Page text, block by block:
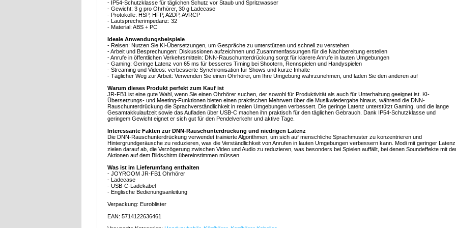
- IP54-Schutzklasse für täglichen Schutz vor Staub und Spritzwasser
- Gewicht: 3 g pro Ohrhörer, 30 g Ladecase
- Protokolle: HSP, HFP, A2DP, AVRCP
- Lautsprecherimpedanz: 32
- Material: ABS + PC
Ideale Anwendungsbeispiele
- Reisen: Nutzen Sie KI-Übersetzungen, um Gespräche zu unterstützen und schnell zu verstehen
- Arbeit und Besprechungen: Diskussionen aufzeichnen und Zusammenfassungen für die Nachbereitung erstellen
- Anrufe in öffentlichen Verkehrsmitteln: DNN-Rauschunterdrückung sorgt für klarere Anrufe in lauten Umgebungen
- Gaming: Geringe Latenz von 65 ms für besseres Timing bei Shootern, Rennspielen und Handyspielen
- Streaming und Videos: verbesserte Synchronisation für Shows und kurze Inhalte
- Täglicher Weg zur Arbeit: Verwenden Sie einen Ohrhörer, um Ihre Umgebung wahrzunehmen, und laden Sie den anderen auf
Warum dieses Produkt perfekt zum Kauf ist
JR-FB1 ist eine gute Wahl, wenn Sie einen Ohrhörer suchen, der sowohl für Produktivität als auch für Unterhaltung geeignet ist. KI-
Übersetzungs- und Meeting-Funktionen bieten einen praktischen Mehrwert über die Musikwiedergabe hinaus, während die DNN-
Rauschunterdrückung die Sprachverständlichkeit in realen Umgebungen verbessert. Die geringe Latenz unterstützt Gaming, und die lange
Gesamtakkulaufzeit sowie das Aufladen über USB-C machen ihn praktisch für den täglichen Gebrauch. Dank IP54-Schutzklasse und
geringem Gewicht eignet er sich gut für den Pendelverkehr und aktive Tage.
Interessante Fakten zur DNN-Rauschunterdrückung und niedrigen Latenz
Die DNN-Rauschunterdrückung verwendet trainierte Algorithmen, um sich auf menschliche Sprachmuster zu konzentrieren und
Hintergrundgeräusche zu reduzieren, was die Verständlichkeit von Anrufen in lauten Umgebungen verbessern kann. Modi mit geringer Latenz
zielen darauf ab, die Verzögerung zwischen Video und Audio zu reduzieren, was besonders bei Spielen auffällt, bei denen Soundeffekte mit
Aktionen auf dem Bildschirm übereinstimmen müssen.
Was ist im Lieferumfang enthalten
- JOYROOM JR-FB1 Ohrhörer
- Ladecase
- USB-C-Ladekabel
- Englische Bedienungsanleitung
Verpackung: Euroblister
EAN: 5714122636461